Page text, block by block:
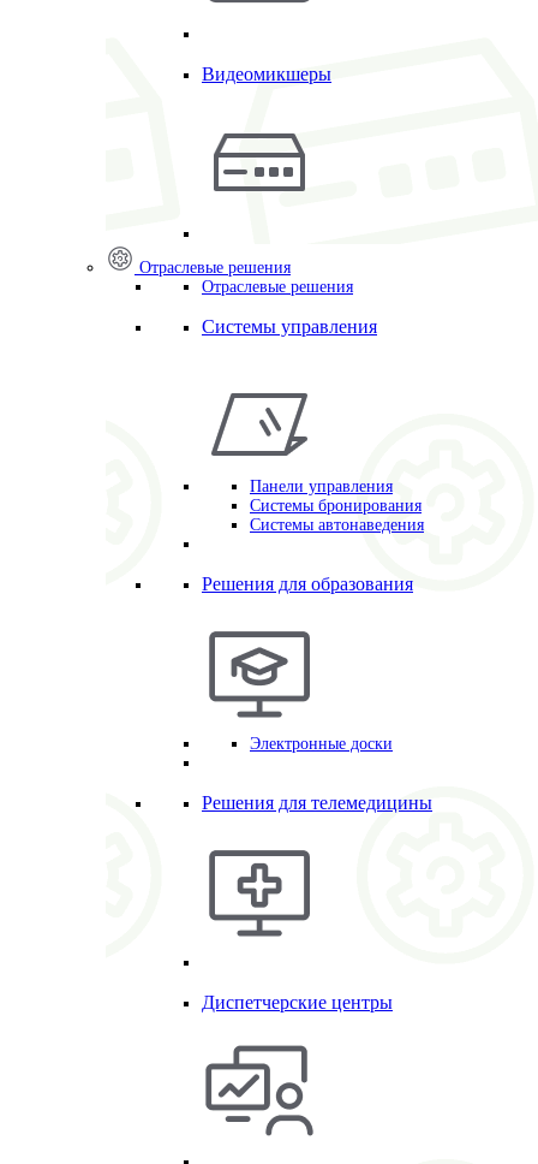
Видеомикшеры
Отраслевые решения
Отраслевые решения
Системы управления
Панели управления
Системы бронирования
Системы автонаведения
Решения для образования
Электронные доски
Решения для телемедицины
Диспетчерские центры